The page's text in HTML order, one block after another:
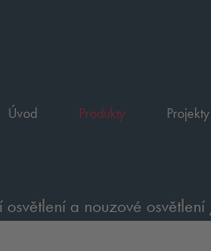
Úvod Produkty
osvětlení a nouzové osvětlení